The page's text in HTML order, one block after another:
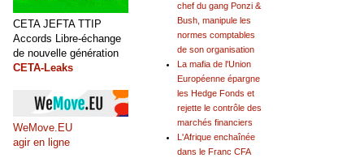
chef du gang Ponzi &
Bush, manipule les
normes comptables
de son organisation
La mafia de l'Union
Européenne épargne
les Hedge Fonds et
rejette le contrôle des
marchés financiers
L'Afrique enchaînée
dans le Franc CFA
CETA JEFTA TTIP
Accords Libre-échange
de nouvelle génération
CETA-Leaks
WeMove.EU
agir en ligne